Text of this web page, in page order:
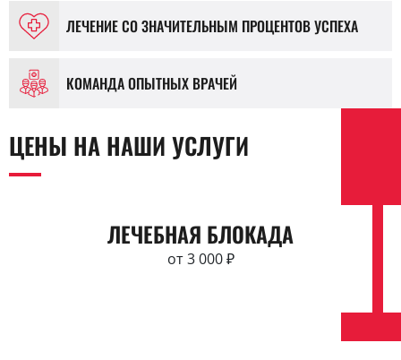
ЛЕЧЕНИЕ СО ЗНАЧИТЕЛЬНЫМ ПРОЦЕНТОВ УСПЕХА
КОМАНДА ОПЫТНЫХ ВРАЧЕЙ
ЦЕНЫ НА НАШИ УСЛУГИ
ЛЕЧЕБНАЯ БЛОКАДА
от 3 000 ₽